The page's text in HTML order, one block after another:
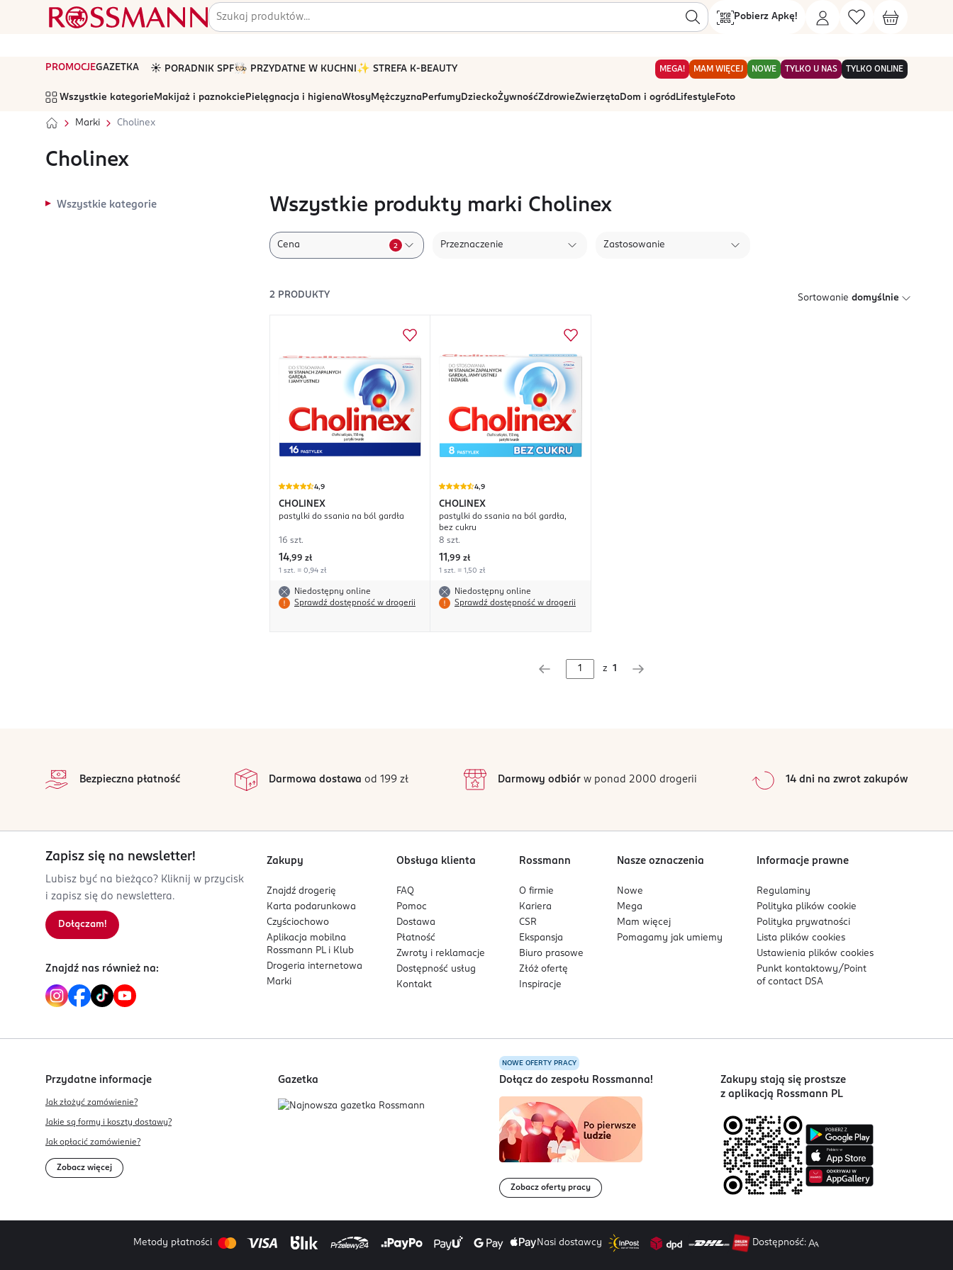
Pobierz Apkę!
PROMOCJEGAZETKA ☀️ PORADNIK SPF🧑🏻‍🍳 PRZYDATNE W KUCHNI ✨ STREFA K-BEAUTY MEGA! MAM WIĘCEJ NOWE TYLKO U NAS TYLKO ONLINE
Wszystkie kategorie Makijaż i paznokcie Pielęgnacja i higienaWłosyMężczyznaPerfumyDzieckoŻywnośćZdrowieZwierzętaDom i ogród Lifestyle Foto
Marki Cholinex
Cholinex
Wszystkie kategorie Wszystkie produkty marki Cholinex
Cena 2 Przeznaczenie Zastosowanie
2 PRODUKTY Sortowanie domyślnie
4,9
CHOLINEX
pastylki do ssania na ból gardła
16 szt.
14,99 zł
1 szt. = 0,94 zł
Niedostępny online
Sprawdź dostępność w drogerii
4,9
CHOLINEX
pastylki do ssania na ból gardła,
bez cukru
8 szt.
11 ,99 zł
1 szt. = 1,50 zł
Niedostępny online
Sprawdź dostępność w drogerii
z 1
Bezpieczna płatność Darmowa dostawa od 199 zł Darmowy odbiórw ponad 2000 drogerii 14 dni na zwrot zakupów
Zapisz się na newsletter!
Lubisz być na bieżąco? Kliknij w przycisk
i zapisz się do newslettera.
Dołączam!
Znajdź nas również na:
Zakupy
Znajdź drogerię
Karta podarunkowa
Czyściochowo
Aplikacja mobilna
Rossmann PL i Klub
Drogeria internetowa
Marki
Obsługa klienta
FAQ
Pomoc
Dostawa
Płatność
Zwroty i reklamacje
Dostępność usług
Kontakt
Rossmann
O firmie
Kariera
CSR
Ekspansja
Biuro prasowe
Złóż ofertę
Inspiracje
Nasze oznaczenia
Nowe
Mega
Mam więcej
Pomagamy jak umiemy
Informacje prawne
Regulaminy
Polityka plikówcookie
Polityka prywatności
Lista plikówcookies
Ustawienia plikówcookies
Punkt kontaktowy/ Point
of contact DSA
Przydatne informacje
Jak złożyć zamówienie?
Jakie są formy i koszty dostawy?
Jak opłacić zamówienie?
Zobacz więcej
Gazetka
NOWE OFERTY PRACY
Dołącz do zespołu Rossmanna!
Zobacz oferty pracy
Zakupy stają się prostsze
z aplikacją Rossmann PL
Metody płatności Nasi dostawcy Dostępność: